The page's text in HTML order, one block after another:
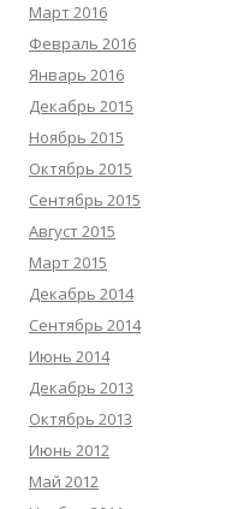
Март 2016
Февраль 2016
Январь 2016
Декабрь 2015
Ноябрь 2015
Октябрь 2015
Сентябрь 2015
Август 2015
Март 2015
Декабрь 2014
Сентябрь 2014
Июнь 2014
Декабрь 2013
Октябрь 2013
Июнь 2012
Май 2012